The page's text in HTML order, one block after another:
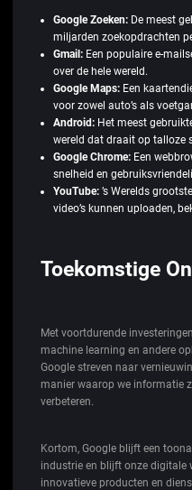
Google Zoeken:De meest
miljarden zoekopdrachten
Gmail:Een populaire e-
over de hele wereld.
Google Maps:Een
voor zowel auto’s als
Android:Het meest
wereld dat draait op talloze
Google Chrome:Een
snelheid en
YouTube:’s Werelds
video’s kunnen uploaden,
Toekomstige
Met voortdurende
machine learning en andere
Google streven naar
manier waarop we informatie
verbeteren.
Kortom, Google blijft een
industrie en blijft onze digitale
innovatieve producten en